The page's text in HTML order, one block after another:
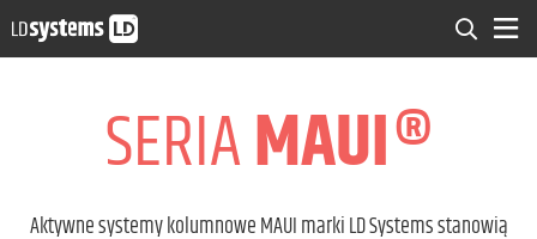
SERIAMAUI®
Aktywne systemy kolumnowe MAUI marki LD Systems stanowią